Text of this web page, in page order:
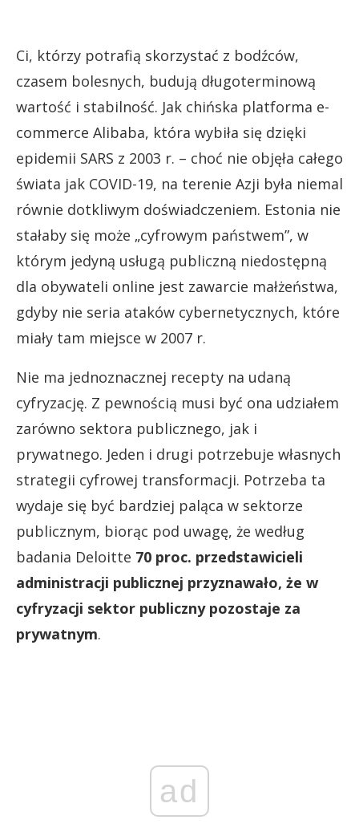
Ci, którzy potrafią skorzystać z bodźców,
czasem bolesnych, budują długoterminową
wartość i stabilność. Jak chińska platforma e-
commerce Alibaba, która wybiła się dzięki
epidemii SARS z 2003 r. – choć nie objęła całego
świata jak COVID-19, na terenie Azji była niemal
równie dotkliwym doświadczeniem. Estonia nie
stałaby się może „cyfrowym państwem”, w
którym jedyną usługą publiczną niedostępną
dla obywateli online jest zawarcie małżeństwa,
gdyby nie seria ataków cybernetycznych, które
miały tam miejsce w 2007 r.
Nie ma jednoznacznej recepty na udaną
cyfryzację. Z pewnością musi być ona udziałem
zarówno sektora publicznego, jak i
prywatnego. Jeden i drugi potrzebuje własnych
strategii cyfrowej transformacji. Potrzeba ta
wydaje się być bardziej paląca w sektorze
publicznym, biorąc pod uwagę, że według
badania Deloitte 70 proc. przedstawicieli
administracji publicznej przyznawało, że w
cyfryzacji sektor publiczny pozostaje za
prywatnym.
ad